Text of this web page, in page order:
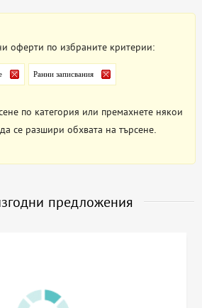
оферти по избраните критерии:
Ранни записвания
по категория или премахнете някои
се разшири обхвата на търсене.
предложения